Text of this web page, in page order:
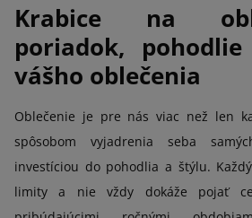
Krabice na
poriadok,
vášho oblečenia
Oblečenie je pre nás viac než len
spôsobom vyjadrenia seba
investíciou do pohodlia a štýlu.
limity a nie vždy dokáže pojať